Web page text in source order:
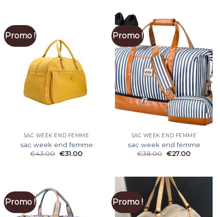
Promo !
SAC WEEK END FEMME
sac week end femme
€43.00 €31.00
Promo !
SAC WEEK END FEMME
sac week end femme
€38.00 €27.00
Promo ! Promo !